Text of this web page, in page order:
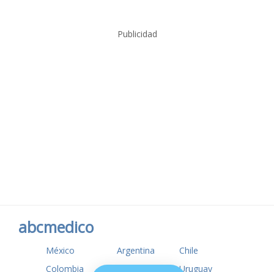
Publicidad
abcmedico
México Argentina
Chile
Colombia
USA Uruguay